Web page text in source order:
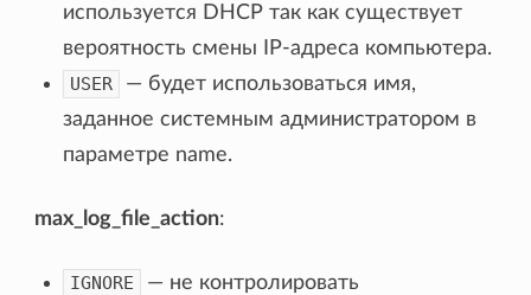
используется DHCP так как существует
вероятность смены IP-адреса компьютера.
USER
— будет использоваться имя,
заданное системным администратором в
параметре name.
max_log_file_action:
IGNORE
— не контролировать